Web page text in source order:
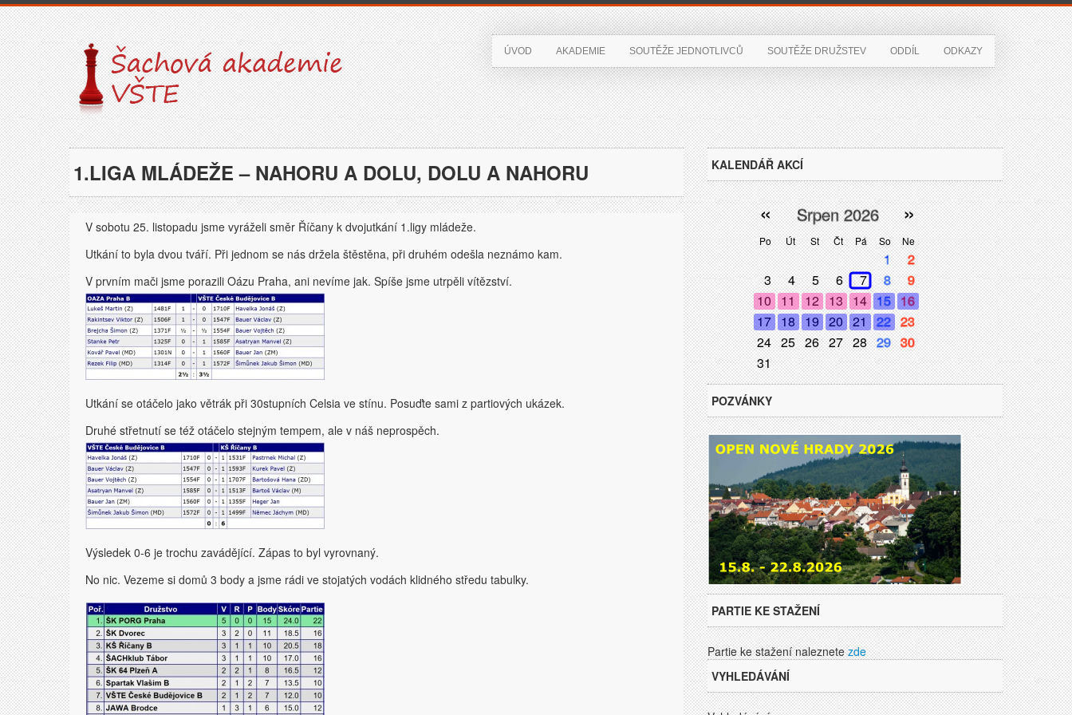
ÚVOD AKADEMIE SOUTĚŽE JEDNOTLIVCŮ SOUTĚŽE DRUŽSTEV ODDÍL ODKAZY
1.LIGA MLÁDEŽE – NAHORU A DOLU, DOLU A NAHORU
V sobotu 25. listopadu jsme vyráželi směr Říčany k dvojutkání 1.ligy mládeže.
Utkání to byla dvou tváří. Při jednom se nás držela štěstěna, při druhém odešla neznámo kam.
V prvním mači jsme porazili Oázu Praha, ani nevíme jak. Spíše jsme utrpěli vítězství.
Utkání se otáčelo jako větrák při 30stupních Celsia ve stínu. Posuďte sami z partiových ukázek.
Druhé střetnutí se též otáčelo stejným tempem, ale v náš neprospěch.
Výsledek 0-6 je trochu zavádějící. Zápas to byl vyrovnaný.
No nic. Vezeme si domů 3 body a jsme rádi ve stojatých vodách klidného středu tabulky.
KALENDÁŘ AKCÍ
Po Út St Čt Pá So Ne
« »
Srpen 2026
1
2
3
4 5 6 7 8
9
10 11 12 13 14 15 16
17 18 19 20 21 22 23
24 25 26 27 28 29 30
31
POZVÁNKY
PARTIE KE STAŽENÍ
Partie ke stažení naleznetezde
VYHLEDÁVÁNÍ